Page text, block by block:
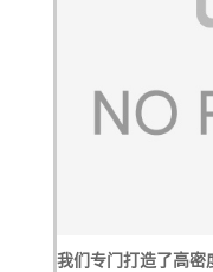
我们专门打造了高密